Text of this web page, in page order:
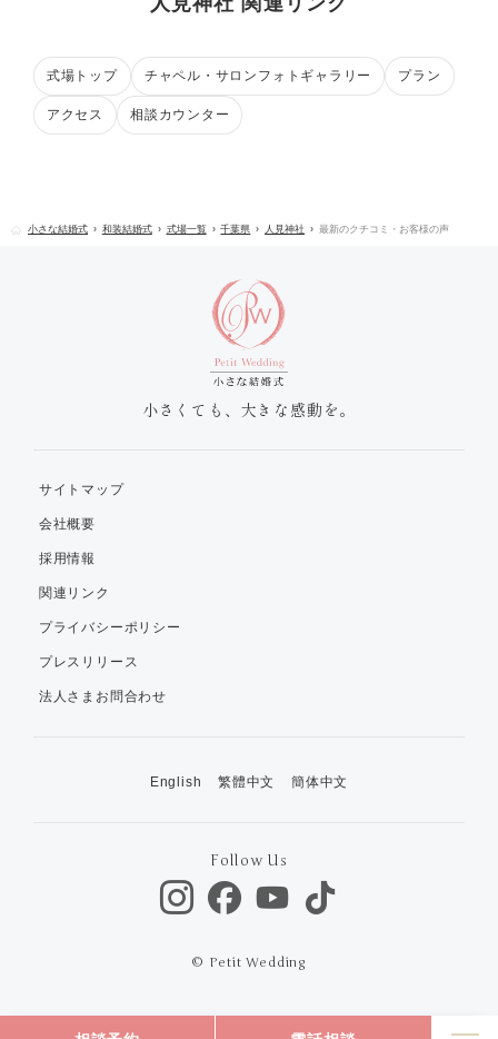
式場トップ チャペル・サロンフォトギャラリー プラン
アクセス 相談カウンター
小さな結婚式 和装結婚式 式場一覧 千葉県 人見神社 最新のクチコミ・お客様の声
小さくても、大きな感動を。
サイトマップ
会社概要
採用情報
関連リンク
プライバシーポリシー
プレスリリース
法人さまお問合わせ
English 繁體中文 簡体中文
Follow Us
© Petit Wedding